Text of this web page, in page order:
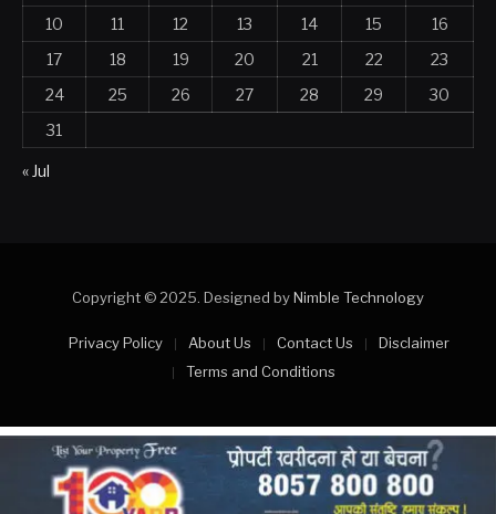
10
11 12 13 14 15
16
17
18 19 20 21 22
23
24
25 26 27 28 29
30
31
« Jul
Copyright © 2025. Designed byNimble Technology
Privacy Policy About Us Contact Us
Disclaimer
Terms and Conditions